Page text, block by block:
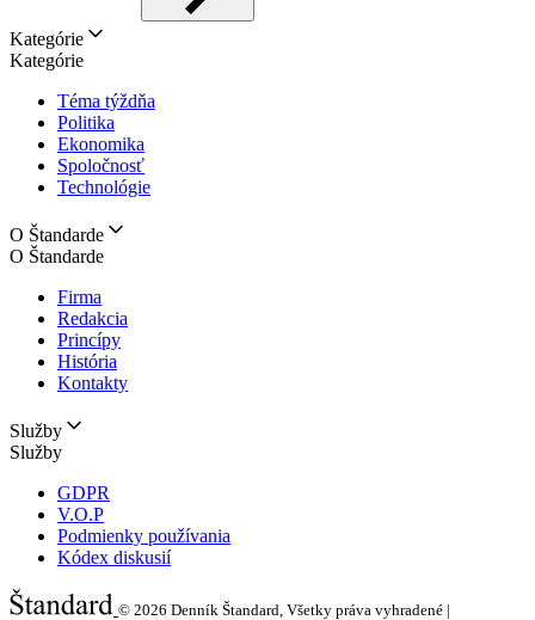
Kategórie
Kategórie
Téma týždňa
Politika
Ekonomika
Spoločnosť
Technológie
O Štandarde
O Štandarde
Firma
Redakcia
Princípy
História
Kontakty
Služby
Služby
GDPR
V.O.P
Podmienky používania
Kódex diskusií
© 2026 Denník Štandard, Všetky práva vyhradené |